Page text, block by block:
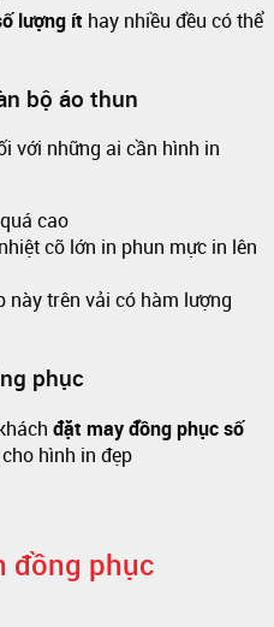
lượng ít hay nhiều đều có thể
bộ áo thun
với những ai cần hình in
cao
cỡ lớn in phun mực in lên
này trên vải có hàm lượng
phục
đặt may đồng phục số
hình in đẹp
đồng phục